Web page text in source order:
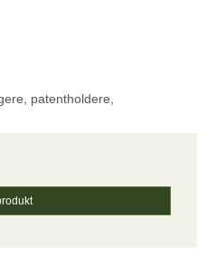
patentholdere,